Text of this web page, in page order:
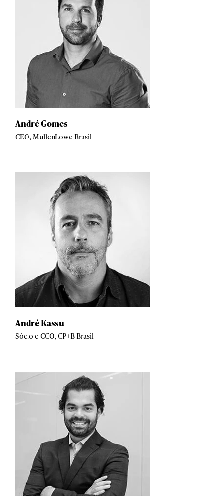
André Gomes
CEO, MullenLowe Brasil
André Kassu
Sócio e CCO, CP+B Brasil